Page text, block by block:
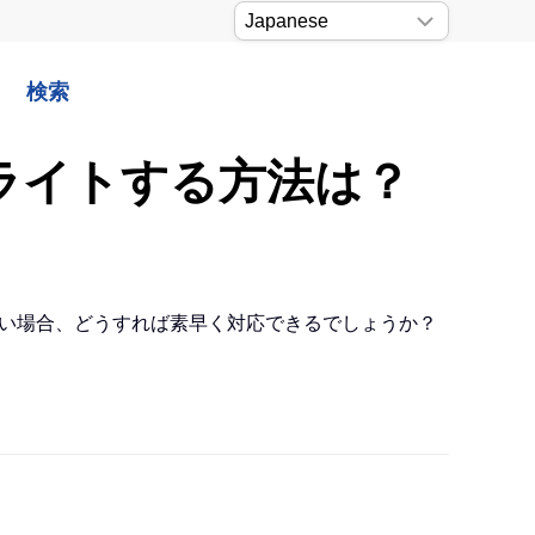
検索
トする方法は？
場合、どうすれば素早く対応できるでしょうか？